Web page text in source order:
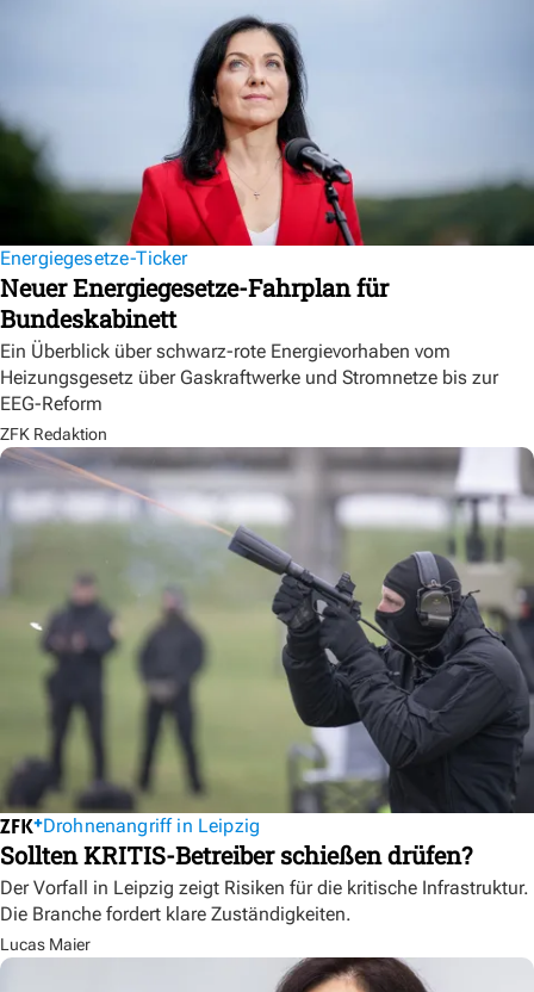
Energiegesetze-Ticker
Neuer Energiegesetze-Fahrplan für
Bundeskabinett
Ein Überblick über schwarz-rote Energievorhaben vom
Heizungsgesetz über Gaskraftwerke und Stromnetze bis zur
EEG-Reform
ZFK Redaktion
Drohnenangriff in Leipzig
Sollten KRITIS-Betreiber schießen drüfen?
Der Vorfall in Leipzig zeigt Risiken für die kritische Infrastruktur.
Die Branche fordert klare Zuständigkeiten.
Lucas Maier